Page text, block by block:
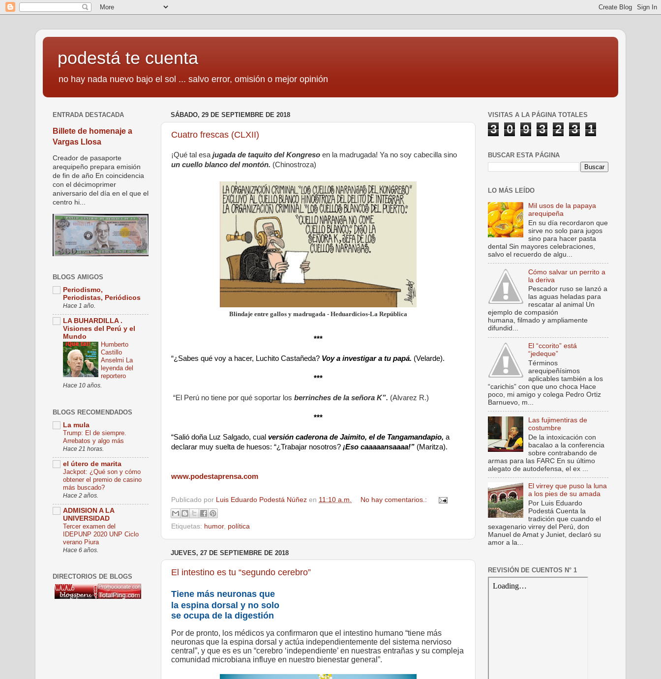
podestá te cuenta
no hay nada nuevo bajo el sol ... salvo error, omisión o mejor opinión
SÁBADO, 29 DE SEPTIEMBRE DE 2018
Cuatro frescas (CLXII)
¡Qué tal esa jugada de taquito del Kongreso en la madrugada! Ya no soy cabecilla sino
un cuello blanco del montón. (Chinostroza)
Blindaje entre gallos y madrugada - Heduardicios-La República
***
“¿Sabes qué voy a hacer, Luchito Castañeda? Voy a investigar a tu papá. (Velarde).
***
“El Perú no tiene por qué soportar los berrinches de la señora K”. (Alvarez R.)
***
“Salió doña Luz Salgado, cual versión caderona de Jaimito, el de Tangamandapio, a
declarar muy suelta de huesos: “¿Trabajar nosotros? ¡Eso caaaaansaaaa!” (Maritza).
www.podestaprensa.com
Publicado por Luis Eduardo Podestá Núñez en 11:10 a.m. No hay comentarios.:
Etiquetas: humor, política
JUEVES, 27 DE SEPTIEMBRE DE 2018
El intestino es tu “segundo cerebro”
Tiene más neuronas que
la espina dorsal y no solo
se ocupa de la digestión
Por de pronto, los médicos ya confirmaron que el intestino humano “tiene más
neuronas que la espina dorsal y actúa independientemente del sistema nervioso
central”, y que es es un “cerebro ‘independiente’ en nuestras entrañas y su compleja
comunidad microbiana influye en nuestro bienestar general”.
ENTRADA DESTACADA
Billete de homenaje a
Vargas Llosa
Creador de pasaporte
arequipeño prepara emisión
de fin de año En coincidencia
con el décimoprimer
aniversario del día en el que el
centro hi...
BLOGS AMIGOS
Periodismo,
Periodistas, Periódicos
Hace 1 año.
LA BUHARDILLA .
Visiones del Perú y el
Mundo
Humberto
Castillo
Anselmi La
leyenda del
reportero
Hace 10 años.
BLOGS RECOMENDADOS
La mula
Trump: El de siempre.
Arrebatos y algo más
Hace 21 horas.
el útero de marita
Jackpot: ¿Qué son y cómo
obtener el premio de casino
más buscado?
Hace 2 años.
ADMISION A LA
UNIVERSIDAD
Tercer examen del
IDEPUNP 2020 UNP Ciclo
verano Piura
Hace 6 años.
DIRECTORIOS DE BLOGS
VISITAS A LA PÁGINA TOTALES
3 0 9 3 2 3 1
BUSCAR ESTA PÁGINA
LO MÁS LEÍDO
Mil usos de la papaya
arequipeña
En su día recordaron que
sirve no solo para jugos
sino para hacer pasta
dental Sin mayores celebraciones,
salvo el recuerdo de algu...
Cómo salvar un perrito a
la deriva
Pescador ruso se lanzó a
las aguas heladas para
rescatar al animal Un
ejemplo de compasión
humana, filmado y ampliamente
difundid...
El “ccorito” está
“jedeque”
Términos
arequipeñísimos
aplicables también a los
“carichis” con que uno choca Hace
poco, mi amigo y colega Pedro Ortiz
Barnuevo, m...
Las fujimentiras de
costumbre
De la intoxicación con
bacalao a la conferencia
sobre contrabando de
armas para las FARC En su último
alegato de autodefensa, el ex ...
El virrey que puso la luna
a los pies de su amada
Por Luis Eduardo
Podestá Cuenta la
tradición que cuando el
sexagenario virrey del Perú, don
Manuel de Amat y Juniet, declaró su
amor a la...
REVISIÓN DE CUENTOS N° 1